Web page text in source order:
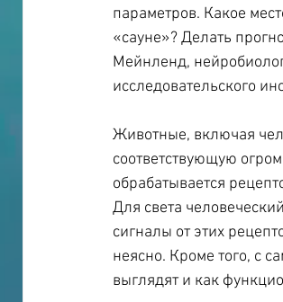
параметров. Какое
«сауне»? Делать
Мейнленд,
исследовательского
Животные, включая
соответствующую
обрабатывается
Для света
сигналы от этих
неясно. Кроме того, с
выглядят и как